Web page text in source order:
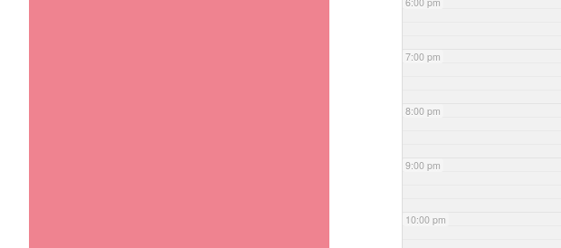
7:00 pm
8:00 pm
9:00 pm
10:00 pm